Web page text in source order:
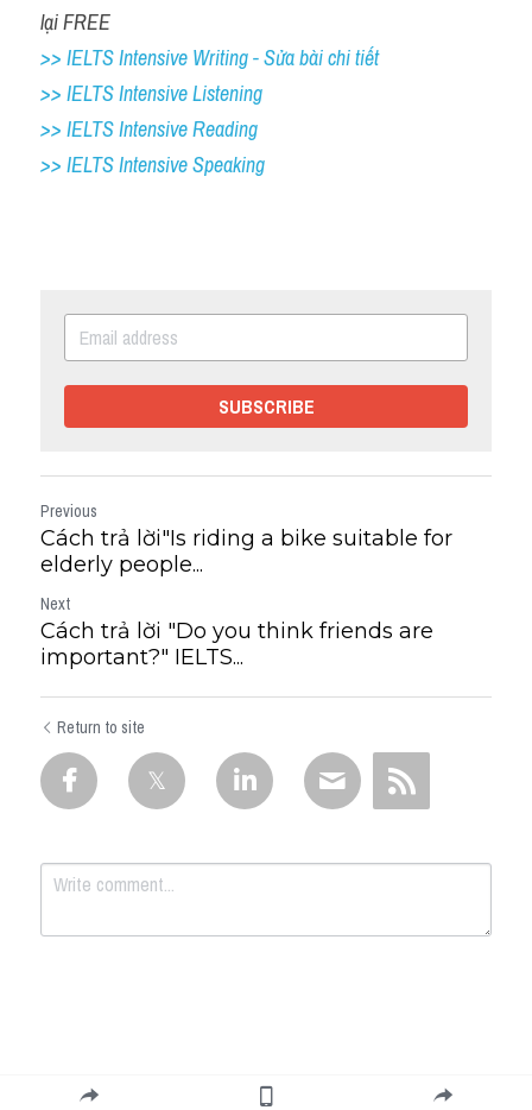
lại FREE
>> IELTS Intensive Writing - Sửa bài chi tiết
>> IELTS Intensive Listening
>> IELTS Intensive Reading
>> IELTS Intensive Speaking
SUBSCRIBE
Previous
Cách trả lời"Is riding a bike suitable for
elderly people...
Next
Cách trả lời "Do you think friends are
important?" IELTS...
Return to site
Submit